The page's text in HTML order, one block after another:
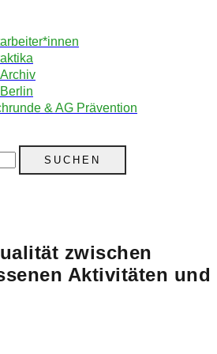
& AG Prävention
zwischen
Aktivitäten und